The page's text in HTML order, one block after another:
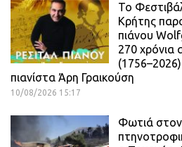
Το
Κρήτης
πιάνου
270 χρόνια
πιανίστα Άρη Γραικούση
10/08/2026 15:17
Φωτιά